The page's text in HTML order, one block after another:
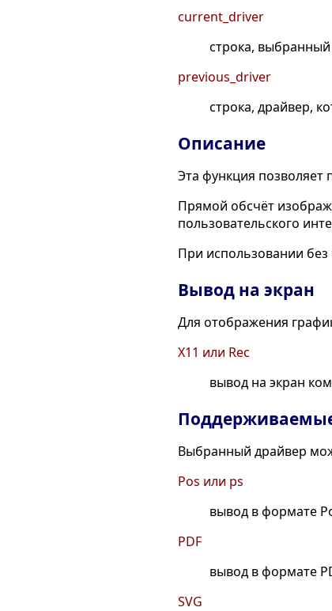
current_driver
строка,
previous_driver
строка, драйвер,
Описание
Эта функция
Прямой обсчёт
пользовательского
При использовании без
Вывод на экран
Для отображения
X11 или Rec
вывод на экран
Выбранный драйвер
Pos или ps
вывод в формате
PDF
вывод в формате
SVG